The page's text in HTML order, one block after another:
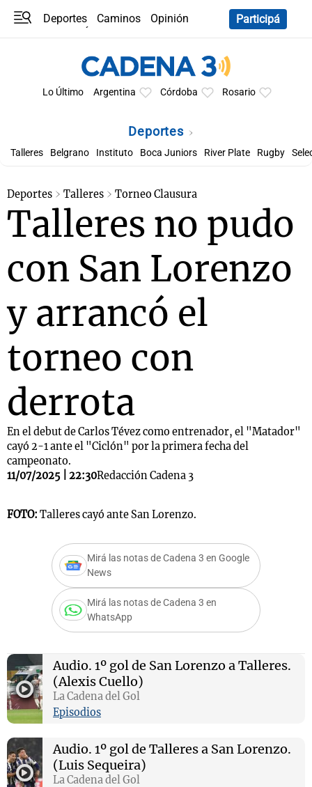
Deportes Caminos
Opinión
Participá
Lo Último Argentina Córdoba Rosario
Deportes
Talleres Belgrano Instituto Boca Juniors River Plate Rugby
Deportes Talleres Torneo Clausura
Talleres no pudo
con San Lorenzo
y arrancó el
torneo con
derrota
En el debut de Carlos Tévez como entrenador, el "Matador"
cayó 2-1 ante el "Ciclón" por la primera fecha del
campeonato.
11/07/2025 | 22:30Redacción Cadena 3
FOTO: Talleres cayó ante San Lorenzo.
Mirá las notas de Cadena 3 en Google
News
Mirá las notas de Cadena 3 en
WhatsApp
Audio. 1º gol de San Lorenzo a Talleres.
(Alexis Cuello)
La Cadena del Gol
Episodios
Audio. 1º gol de Talleres a San Lorenzo.
(Luis Sequeira)
La Cadena del Gol
Notas